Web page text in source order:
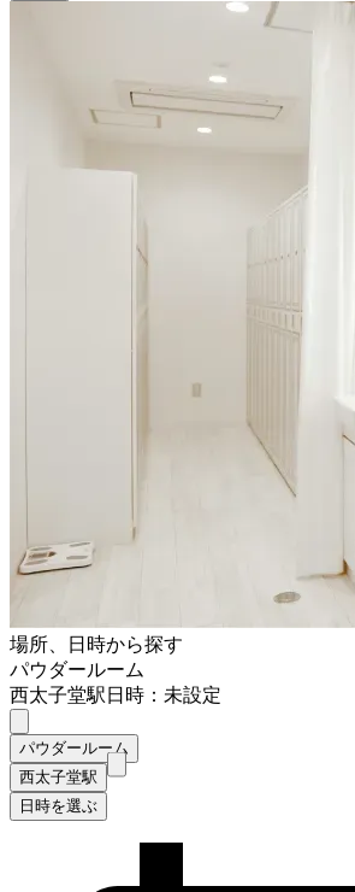
場所、日時から探す
パウダールーム
西太子堂駅日時：未設定
パウダールーム
西太子堂駅
日時を選ぶ